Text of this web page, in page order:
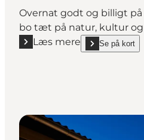
Overnat godt og billigt på
bo tæt på natur, kultur
Læs mere
Læs mere "DanhostelSe på kort
show Danhostel